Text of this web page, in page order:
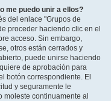
me puedo unir a ellos?
del enlace "Grupos de
proceder haciendo clic en el
acceso. Sin embargo,
otros están cerrados y
puede unirse haciendo
de aprobación para
botón correspondiente. El
y seguramente le
moleste continuamente al